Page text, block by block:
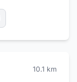
10.1 km